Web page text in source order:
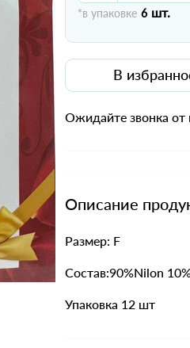
*в упаковке 6 шт.
В
Ожидайте звонка от
Описание
Размер: F
Состав:90%Nilon
Упаковка 12 шт